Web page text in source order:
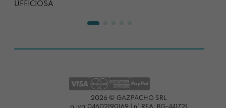
UFFICIOSA
2026 © GAZPACHO SRL